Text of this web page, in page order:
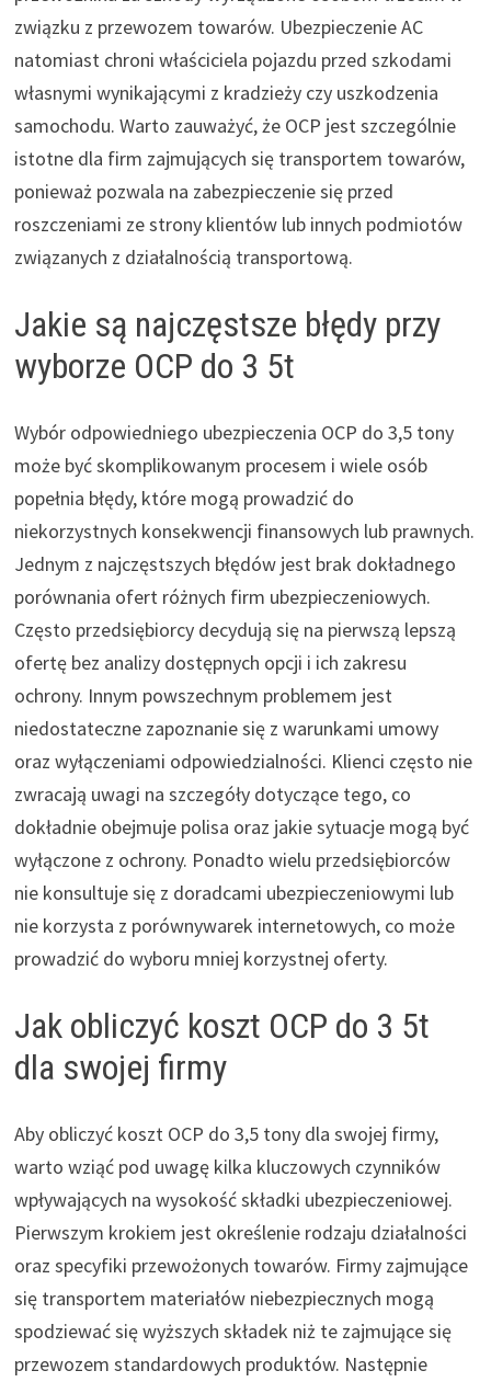
związku z przewozem towarów. Ubezpieczenie AC
natomiast chroni właściciela pojazdu przed szkodami
własnymi wynikającymi z kradzieży czy uszkodzenia
samochodu. Warto zauważyć, że OCP jest szczególnie
istotne dla firm zajmujących się transportem towarów,
ponieważ pozwala na zabezpieczenie się przed
roszczeniami ze strony klientów lub innych podmiotów
związanych z działalnością transportową.
Jakie są najczęstsze błędy przy
wyborze OCP do 3 5t
Wybór odpowiedniego ubezpieczenia OCP do 3,5 tony
może być skomplikowanym procesem i wiele osób
popełnia błędy, które mogą prowadzić do
niekorzystnych konsekwencji finansowych lub prawnych.
Jednym z najczęstszych błędów jest brak dokładnego
porównania ofert różnych firm ubezpieczeniowych.
Często przedsiębiorcy decydują się na pierwszą lepszą
ofertę bez analizy dostępnych opcji i ich zakresu
ochrony. Innym powszechnym problemem jest
niedostateczne zapoznanie się z warunkami umowy
oraz wyłączeniami odpowiedzialności. Klienci często nie
zwracają uwagi na szczegóły dotyczące tego, co
dokładnie obejmuje polisa oraz jakie sytuacje mogą być
wyłączone z ochrony. Ponadto wielu przedsiębiorców
nie konsultuje się z doradcami ubezpieczeniowymi lub
nie korzysta z porównywarek internetowych, co może
prowadzić do wyboru mniej korzystnej oferty.
Jak obliczyć koszt OCP do 3 5t
dla swojej firmy
Aby obliczyć koszt OCP do 3,5 tony dla swojej firmy,
warto wziąć pod uwagę kilka kluczowych czynników
wpływających na wysokość składki ubezpieczeniowej.
Pierwszym krokiem jest określenie rodzaju działalności
oraz specyfiki przewożonych towarów. Firmy zajmujące
się transportem materiałów niebezpiecznych mogą
spodziewać się wyższych składek niż te zajmujące się
przewozem standardowych produktów. Następnie